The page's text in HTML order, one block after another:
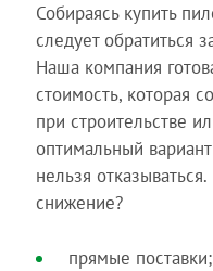
Собираясь купить
следует обратиться
Наша компания
стоимость, которая
при строительстве
оптимальный
нельзя
снижение?
прямые поставки;